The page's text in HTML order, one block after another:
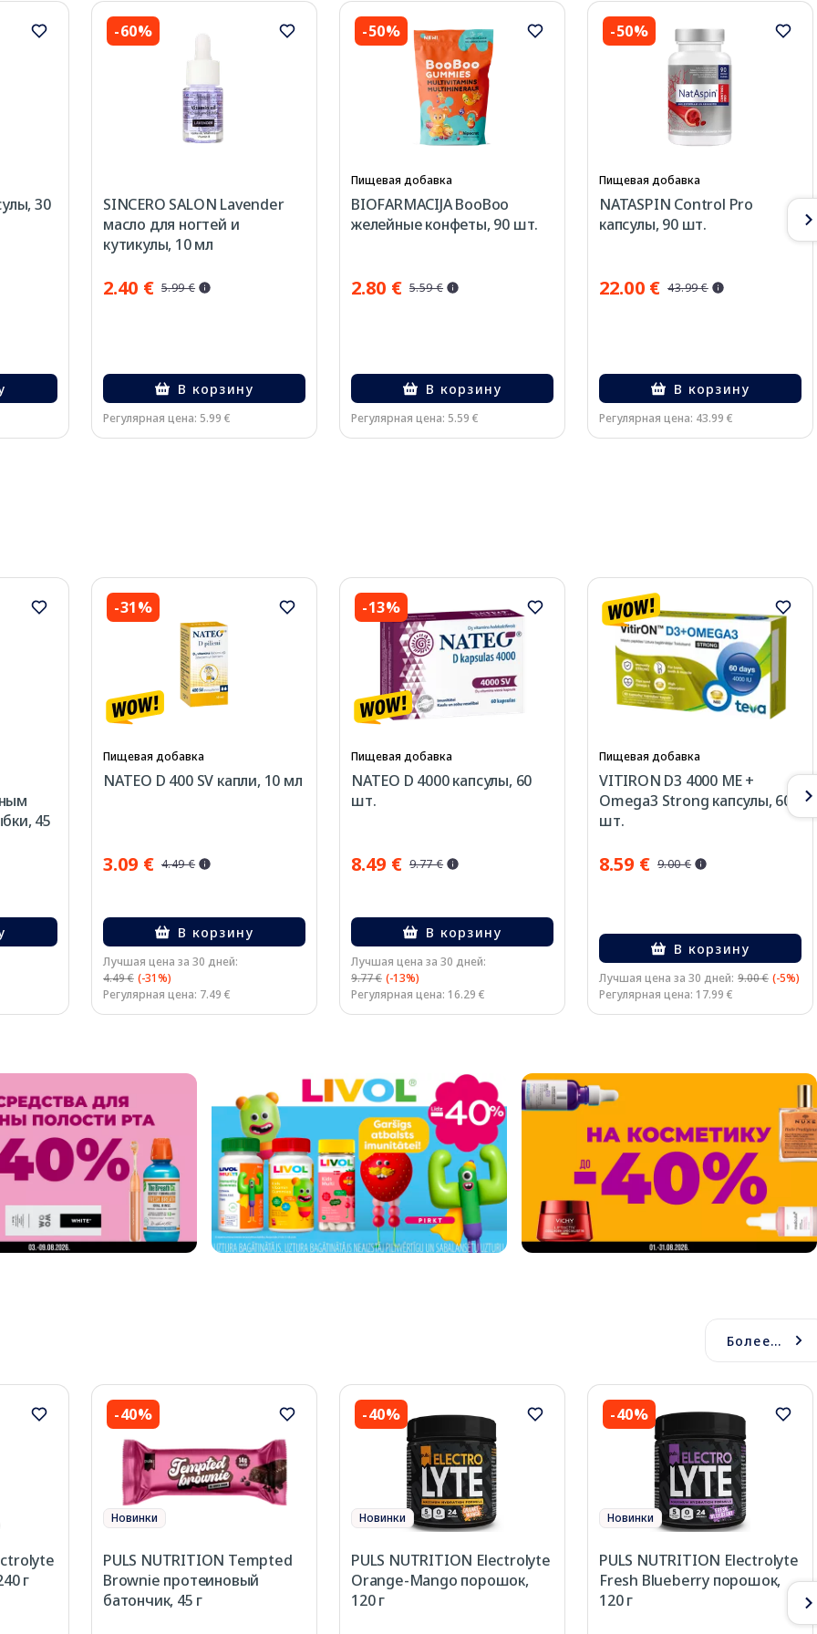
30
-60%
SINCERO SALON Lavender
масло для ногтей и
кутикулы, 10 мл
2.40 € 5.99 €
В корзину
Регулярная цена: 5.99 €
-50%
Пищевая добавка
BIOFARMACIJA BooBoo
желейные конфеты, 90 шт.
2.80 € 5.59 €
В корзину
Регулярная цена: 5.59 €
-50%
Пищевая добавка
NATASPIN Control Pro
капсулы, 90 шт.
22.00 € 43.99 €
В корзину
Регулярная цена: 43.99 €
45
-31%
Пищевая добавка
NATEO D 400 SV капли, 10 мл
3.09 € 4.49 €
В корзину
Лучшая цена за 30 дней:
4.49 € (-31%)
Регулярная цена: 7.49 €
-13%
Пищевая добавка
NATEO D 4000 капсулы, 60
шт.
8.49 € 9.77 €
В корзину
Лучшая цена за 30 дней:
9.77 € (-13%)
Регулярная цена: 16.29 €
Пищевая добавка
VITIRON D3 4000 МЕ +
Omega3 Strong капсулы, 60
шт.
8.59 € 9.00 €
В корзину
Лучшая цена за 30 дней: 9.00 € (-5%)
Регулярная цена: 17.99 €
Более...
г
-40%
Новинки
PULS NUTRITION Tempted
Brownie протеиновый
батончик, 45 г
-40%
Новинки
PULS NUTRITION Electrolyte
Orange-Mango порошок,
120 г
-40%
Новинки
PULS NUTRITION Electrolyte
Fresh Blueberry порошок,
120 г